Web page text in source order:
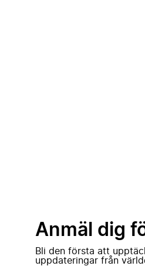
Anmäl dig
Bli den första att
uppdateringar från